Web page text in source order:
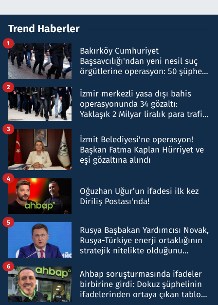
Trend Haberler
Bakırköy Cumhuriyet
Başsavcılığı'ndan yeni nesil suç
örgütlerine operasyon: 50 şüpheli
1
İzmir merkezli yasa dışı bahis
operasyonunda 34 gözaltı:
Yaklaşık 2 Milyar liralık para trafiği
2
İzmit Belediyesi'ne operasyon!
Başkan Fatma Kaplan Hürriyet ve
eşi gözaltına alındı
3
Oğuzhan Uğur’un ifadesi ilk kez
Diriliş Postası'nda!
4
Rusya Başbakan Yardımcısı Novak,
Rusya-Türkiye enerji ortaklığının
stratejik nitelikte olduğunu
5
Ahbap soruşturmasında ifadeler
birbirine girdi: Dokuz şüphelinin
ifadelerinden ortaya çıkan tablo
6